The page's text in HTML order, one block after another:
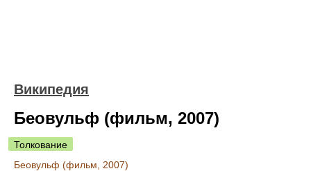
Википедия
Беовульф (фильм, 2007)
Толкование
Беовульф (фильм, 2007)